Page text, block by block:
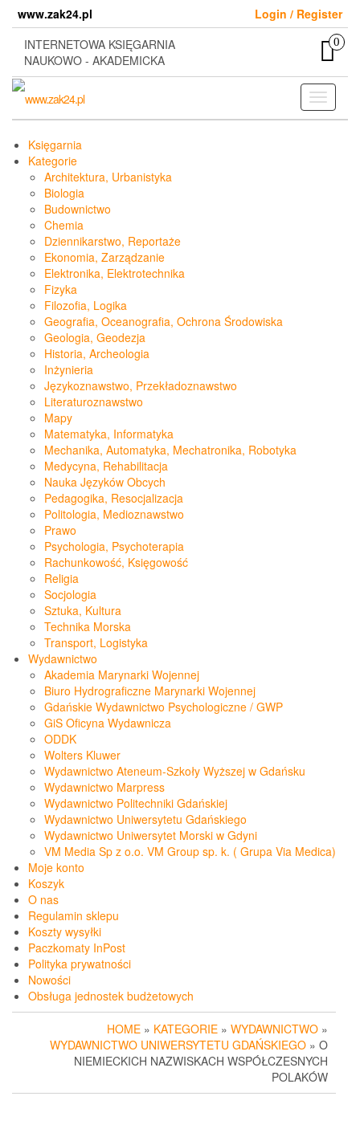
content
www.zak24.pl
Login / Register
INTERNETOWA KSIĘGARNIA
NAUKOWO - AKADEMICKA
0
Toggle
Księgarnia
Kategorie
Architektura, Urbanistyka
Biologia
Budownictwo
Chemia
Dziennikarstwo, Reportaże
Ekonomia, Zarządzanie
Elektronika, Elektrotechnika
Fizyka
Filozofia, Logika
Geografia, Oceanografia, Ochrona Środowiska
Geologia, Geodezja
Historia, Archeologia
Inżynieria
Językoznawstwo, Przekładoznawstwo
Literaturoznawstwo
Mapy
Matematyka, Informatyka
Mechanika, Automatyka, Mechatronika, Robotyka
Medycyna, Rehabilitacja
Nauka Języków Obcych
Pedagogika, Resocjalizacja
Politologia, Medioznawstwo
Prawo
Psychologia, Psychoterapia
Rachunkowość, Księgowość
Religia
Socjologia
Sztuka, Kultura
Technika Morska
Transport, Logistyka
Wydawnictwo
Akademia Marynarki Wojennej
Biuro Hydrograficzne Marynarki Wojennej
Gdańskie Wydawnictwo Psychologiczne / GWP
GiS Oficyna Wydawnicza
ODDK
Wolters Kluwer
Wydawnictwo Ateneum-Szkoły Wyższej w Gdańsku
Wydawnictwo Marpress
Wydawnictwo Politechniki Gdańskiej
Wydawnictwo Uniwersytetu Gdańskiego
Wydawnictwo Uniwersytet Morski w Gdyni
VM Media Sp z o.o. VM Group sp. k. ( Grupa Via Medica)
Moje konto
Koszyk
O nas
Regulamin sklepu
Koszty wysyłki
Paczkomaty InPost
Polityka prywatności
Nowości
Obsługa jednostek budżetowych
HOME » KATEGORIE » WYDAWNICTWO »
WYDAWNICTWO UNIWERSYTETU GDAŃSKIEGO » O
NIEMIECKICH NAZWISKACH WSPÓŁCZESNYCH
POLAKÓW